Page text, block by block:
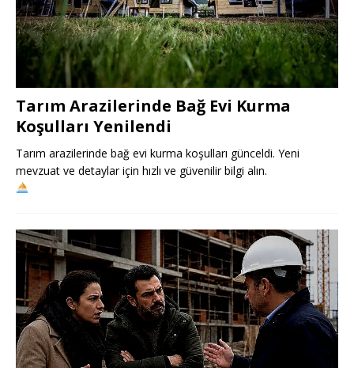
Tarım Arazilerinde Bağ Evi Kurma
Koşulları Yenilendi
Tarım arazilerinde bağ evi kurma koşulları günceldi. Yeni
mevzuat ve detaylar için hızlı ve güvenilir bilgi alın.